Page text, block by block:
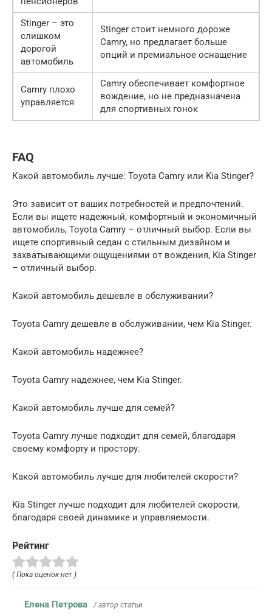
Stinger – это
слишком
дорогой
автомобиль
Stinger стоит немного дороже
Camry, но предлагает больше
опций и премиальное оснащение
Camry плохо
управляется
Camry обеспечивает комфортное
вождение, но не предназначена
для спортивных гонок
FAQ
Какой автомобиль лучше: Toyota Camry или Kia Stinger?
Это зависит от ваших потребностей и предпочтений.
Если вы ищете надежный, комфортный и экономичный
автомобиль, Toyota Camry – отличный выбор. Если вы
ищете спортивный седан с стильным дизайном и
захватывающими ощущениями от вождения, Kia Stinger
– отличный выбор.
Какой автомобиль дешевле в обслуживании?
Toyota Camry дешевле в обслуживании, чем Kia Stinger.
Какой автомобиль надежнее?
Toyota Camry надежнее, чем Kia Stinger.
Какой автомобиль лучше для семей?
Toyota Camry лучше подходит для семей, благодаря
своему комфорту и простору.
Какой автомобиль лучше для любителей скорости?
Kia Stinger лучше подходит для любителей скорости,
благодаря своей динамике и управляемости.
Рейтинг
( Пока оценок нет )
Елена Петрова / автор статьи